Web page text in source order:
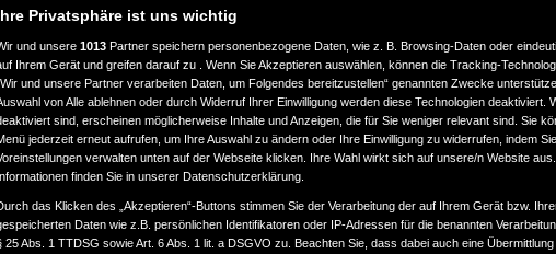
Privatsphäre ist uns wichtig
und unsere 1013 Partner speichern personenbezogene Daten, wie z. B. Browsing-Daten oder
Ihrem Gerät und greifen darauf zu . Wenn Sie Akzeptieren auswählen, können die Tracking-
„Wir und unsere Partner verarbeiten Daten, um Folgendes bereitzustellen“ genannten Zwecke
von Alle ablehnen oder durch Widerruf Ihrer Einwilligung werden diese Technologien deaktiviert.
sind, erscheinen möglicherweise Inhalte und Anzeigen, die für Sie weniger relevant sind. Sie
jederzeit erneut aufrufen, um Ihre Auswahl zu ändern oder Ihre Einwilligung zu widerrufen, indem
verwalten unten auf der Webseite klicken. Ihre Wahl wirkt sich auf unsere/n Website
finden Sie in unserer Datenschutzerklärung.
das Klicken des „Akzeptieren“-Buttons stimmen Sie der Verarbeitung der auf Ihrem Gerät bzw.
Daten wie z.B. persönlichen Identifikatoren oder IP-Adressen für die benannten
25 Abs. 1 TTDSG sowie Art. 6 Abs. 1 lit. a DSGVO zu. Beachten Sie, dass dabei auch eine Übermittlung